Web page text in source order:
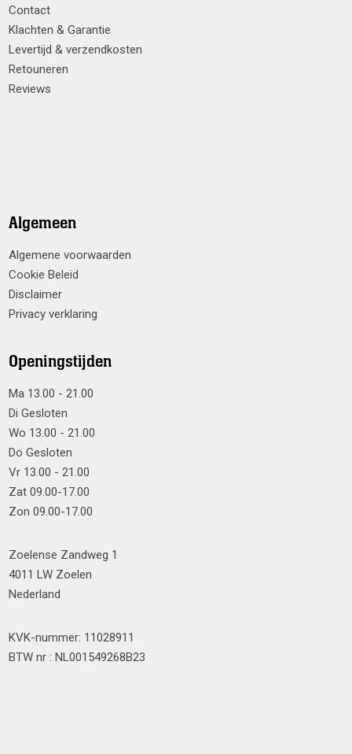
Contact
Klachten & Garantie
Levertijd & verzendkosten
Retouneren
Reviews
Algemeen
Algemene voorwaarden
Cookie Beleid
Disclaimer
Privacy verklaring
Openingstijden
Ma 13.00 - 21.00
Di Gesloten
Wo 13.00 - 21.00
Do Gesloten
Vr 13.00 - 21.00
Zat 09.00-17.00
Zon 09.00-17.00
Zoelense Zandweg 1
4011 LW Zoelen
Nederland
KVK-nummer: 11028911
BTW nr : NL001549268B23